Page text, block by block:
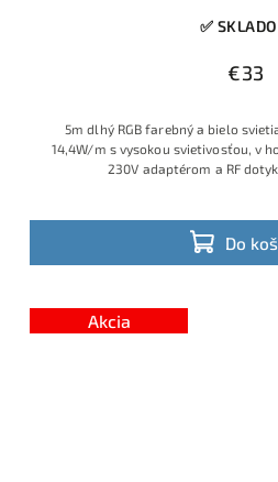
✅
€33
Do
5m dlhý RGB farebný a bielo
14,4W/m s vysokou svietivosťou, v
230V adaptérom a RF
Akcia